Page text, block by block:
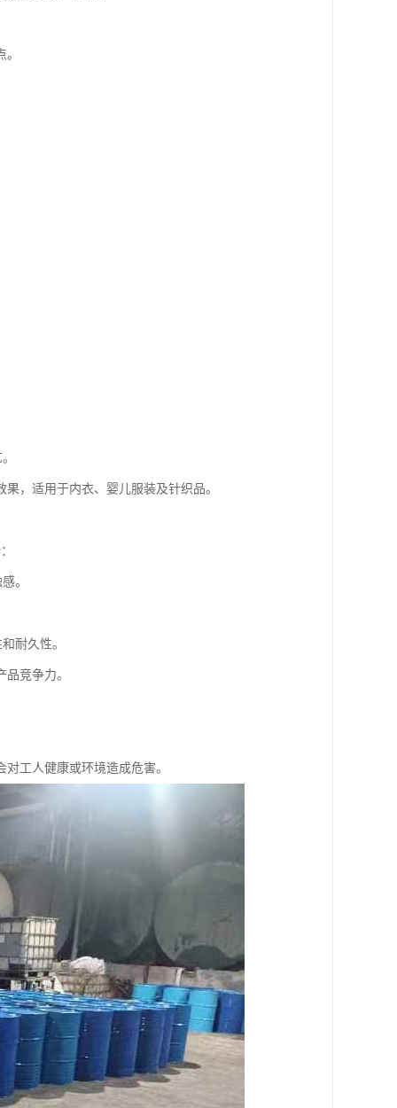
，适用于内衣、婴儿服装及针织品。
。
耐久性。
竞争力。
工人健康或环境造成危害。